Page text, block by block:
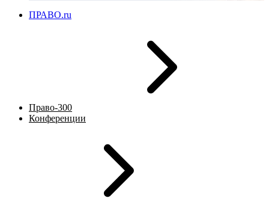
ПРАВО.ru
Право-300
Конференции